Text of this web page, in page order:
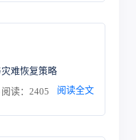
难恢复策略
阅读：2405 阅读全文